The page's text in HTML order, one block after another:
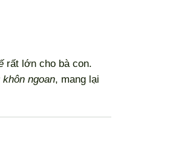
rất lớn cho bà con.
khôn ngoan, mang lại